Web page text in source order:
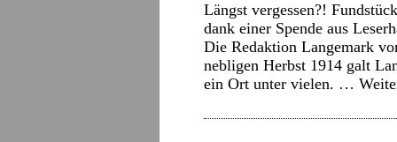
Längst vergessen?!
dank einer Spende aus
Die Redaktion Langemark
nebligen Herbst 1914 galt
ein Ort unter vielen. …